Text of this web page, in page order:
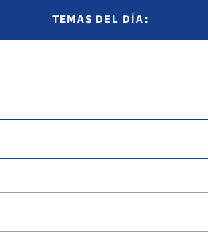
TEMAS DEL DÍA: